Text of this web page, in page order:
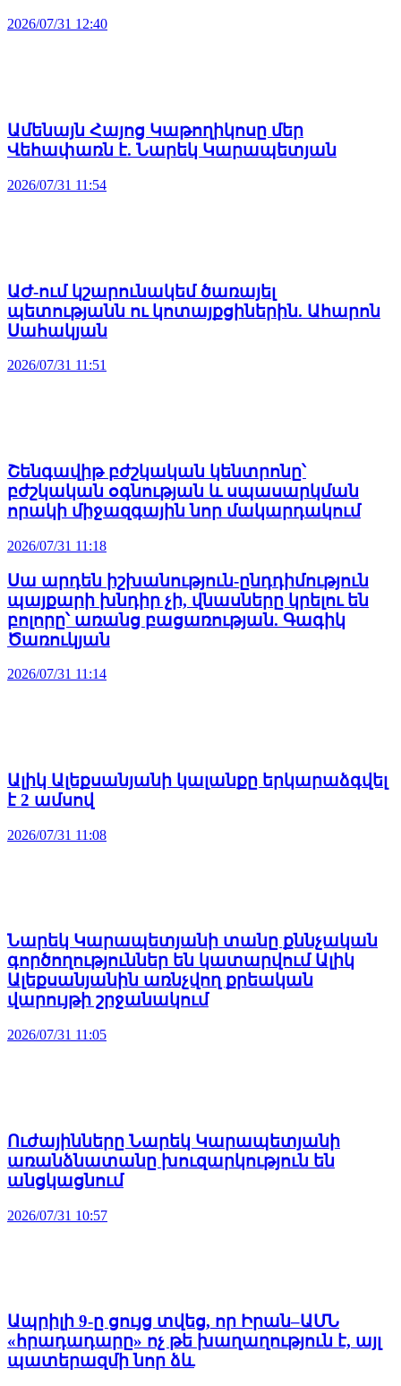
2026/07/31 12:40
Ամենայն Հայոց Կաթողիկոսը մեր
Վեհափառն է. Նարեկ Կարապետյան
2026/07/31 11:54
ԱԺ-ում կշարունակեմ ծառայել
պետությանն ու կոտայքցիներին. Ահարոն
Սահակյան
2026/07/31 11:51
Շենգավիթ բժշկական կենտրոնը՝
բժշկական օգնության և սպասարկման
որակի միջազգային նոր մակարդակում
2026/07/31 11:18
Սա արդեն իշխանություն-ընդդիմություն
պայքարի խնդիր չի, վնասները կրելու են
բոլորը՝ առանց բացառության. Գագիկ
Ծառուկյան
2026/07/31 11:14
Ալիկ Ալեքսանյանի կալանքը երկարաձգվել
է 2 ամսով
2026/07/31 11:08
Նարեկ Կարապետյանի տանը քննչական
գործողություններ են կատարվում Ալիկ
Ալեքսանյանին առնչվող քրեական
վարույթի շրջանակում
2026/07/31 11:05
Ուժայինները Նարեկ Կարապետյանի
առանձնատանը խուզարկություն են
անցկացնում
2026/07/31 10:57
Ապրիլի 9-ը ցույց տվեց, որ Իրան–ԱՄՆ
«հրադադարը» ոչ թե խաղաղություն է, այլ
պատերազմի նոր ձև